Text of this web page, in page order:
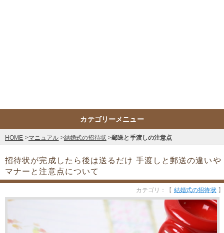
カテゴリーメニュー
HOME マニュアル 結婚式の招待状 郵送と手渡しの注意点
招待状が完成したら後は送るだけ 手渡しと郵送の違いや
マナーと注意点について
カテゴリ：【 結婚式の招待状】